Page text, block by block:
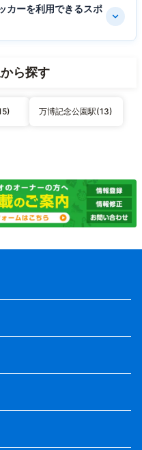
カーを利用できるスポ
ら探す
万博記念公園駅(13)